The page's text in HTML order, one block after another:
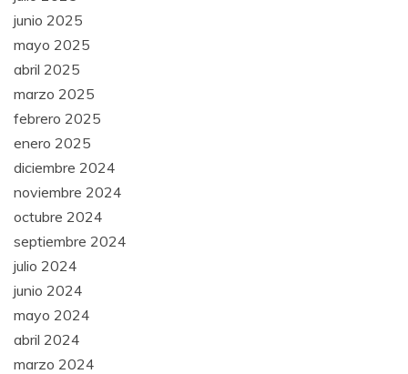
junio 2025
mayo 2025
abril 2025
marzo 2025
febrero 2025
enero 2025
diciembre 2024
noviembre 2024
octubre 2024
septiembre 2024
julio 2024
junio 2024
mayo 2024
abril 2024
marzo 2024